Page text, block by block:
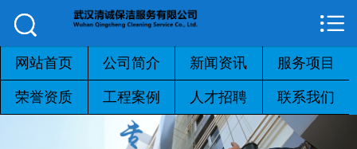
公司简介
新闻资讯
服务项目
 

网站首页 公司简介 新闻资讯 服务项目
荣誉资质 工程案例 人才招聘 联系我们